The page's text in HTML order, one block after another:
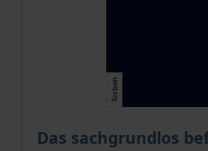
Das sachgrundlos
Der Preis dieses Titels